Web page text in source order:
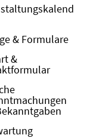
& Formulare
&